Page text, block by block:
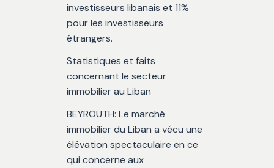
investisseurs libanais et 11%
pour les investisseurs
étrangers.
Statistiques et faits
concernant le secteur
immobilier au Liban
BEYROUTH: Le marché
immobilier du Liban a vécu une
élévation spectaculaire en ce
qui concerne aux